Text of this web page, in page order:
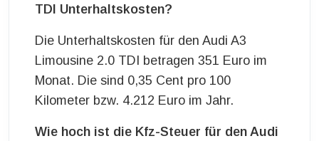
TDI Unterhaltskosten?
Die Unterhaltskosten für den Audi A3
Limousine 2.0 TDI betragen 351 Euro im
Monat. Die sind 0,35 Cent pro 100
Kilometer bzw. 4.212 Euro im Jahr.
Wie hoch ist die Kfz-Steuer für den Audi